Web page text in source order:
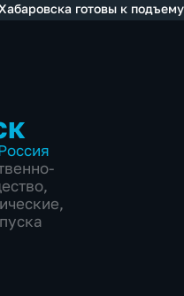
готовы к
,
,